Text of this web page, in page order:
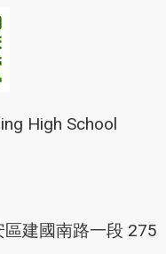
High School
建國南路一段 275